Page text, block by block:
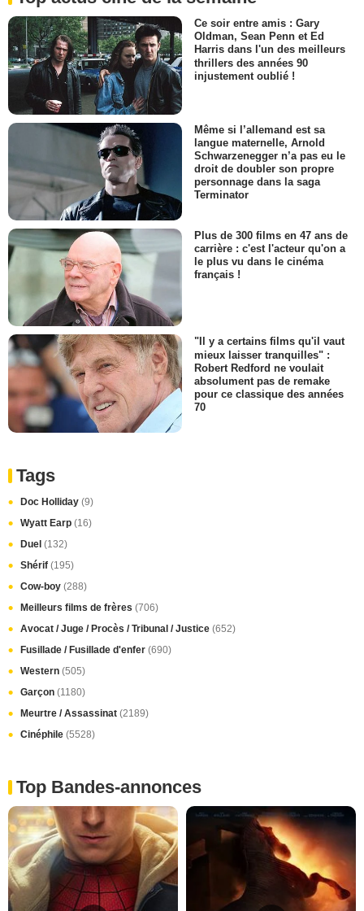
Ce soir entre amis : Gary
Oldman, Sean Penn et Ed
Harris dans l'un des meilleurs
thrillers des années 90
injustement oublié !
Même si l’allemand est sa
langue maternelle, Arnold
Schwarzenegger n’a pas eu le
droit de doubler son propre
personnage dans la saga
Terminator
Plus de 300 films en 47 ans de
carrière : c'est l'acteur qu'on a
le plus vu dans le cinéma
français !
"Il y a certains films qu'il vaut
mieux laisser tranquilles" :
Robert Redford ne voulait
absolument pas de remake
pour ce classique des années
70
Tags
Doc Holliday (9)
Wyatt Earp (16)
Duel (132)
Shérif (195)
Cow-boy (288)
Meilleurs films de frères (706)
Avocat / Juge / Procès / Tribunal / Justice (652)
Fusillade / Fusillade d'enfer (690)
Western (505)
Garçon (1180)
Meurtre / Assassinat (2189)
Cinéphile (5528)
Top Bandes-annonces